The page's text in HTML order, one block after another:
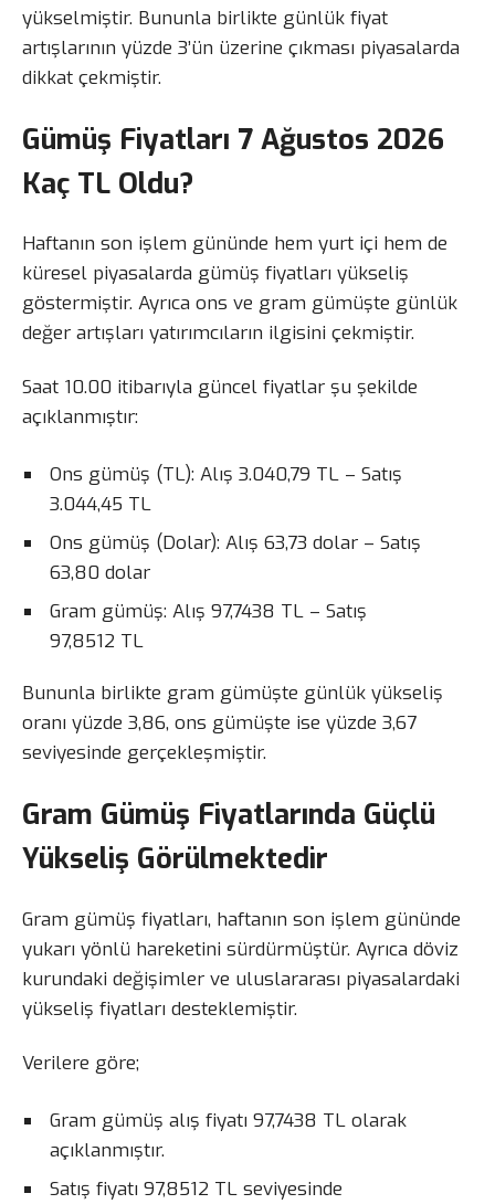
yükselmiştir. Bununla birlikte günlük fiyat
artışlarının yüzde 3’ün üzerine çıkması piyasalarda
dikkat çekmiştir.
Gümüş Fiyatları 7 Ağustos 2026
Kaç TL Oldu?
Haftanın son işlem gününde hem yurt içi hem de
küresel piyasalarda gümüş fiyatları yükseliş
göstermiştir. Ayrıca ons ve gram gümüşte günlük
değer artışları yatırımcıların ilgisini çekmiştir.
Saat 10.00 itibarıyla güncel fiyatlar şu şekilde
açıklanmıştır:
Ons gümüş (TL): Alış 3.040,79 TL – Satış
3.044,45 TL
Ons gümüş (Dolar): Alış 63,73 dolar – Satış
63,80 dolar
Gram gümüş: Alış 97,7438 TL – Satış
97,8512 TL
Bununla birlikte gram gümüşte günlük yükseliş
oranı yüzde 3,86, ons gümüşte ise yüzde 3,67
seviyesinde gerçekleşmiştir.
Gram Gümüş Fiyatlarında Güçlü
Yükseliş Görülmektedir
Gram gümüş fiyatları, haftanın son işlem gününde
yukarı yönlü hareketini sürdürmüştür. Ayrıca döviz
kurundaki değişimler ve uluslararası piyasalardaki
yükseliş fiyatları desteklemiştir.
Verilere göre;
Gram gümüş alış fiyatı 97,7438 TL olarak
açıklanmıştır.
Satış fiyatı 97,8512 TL seviyesinde